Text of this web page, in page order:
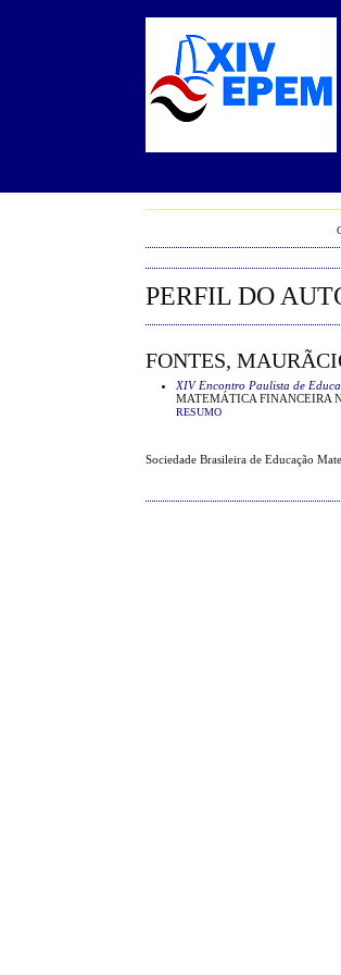
PERFIL DO
FONTES,
XIV Encontro Paulista de
MATEMÁTICA FINANCEIRA
RESUMO
Sociedade Brasileira de Educação